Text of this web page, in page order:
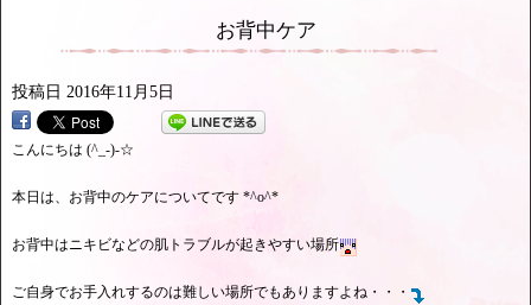
お背中ケア
投稿日 2016年11月5日
こんにちは (^_-)-☆
本日は、お背中のケアについてです *^o^*
お背中はニキビなどの肌トラブルが起きやすい場所
ご自身でお手入れするのは難しい場所でもありますよね・・・